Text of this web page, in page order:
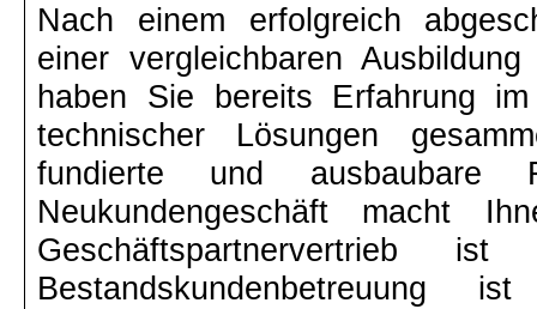
Nach einem erfolgreich
einer vergleichbaren
haben Sie bereits Erfahrung
technischer Lösungen
fundierte und ausbaubare
Neukundengeschäft macht
Geschäftspartnervertrieb